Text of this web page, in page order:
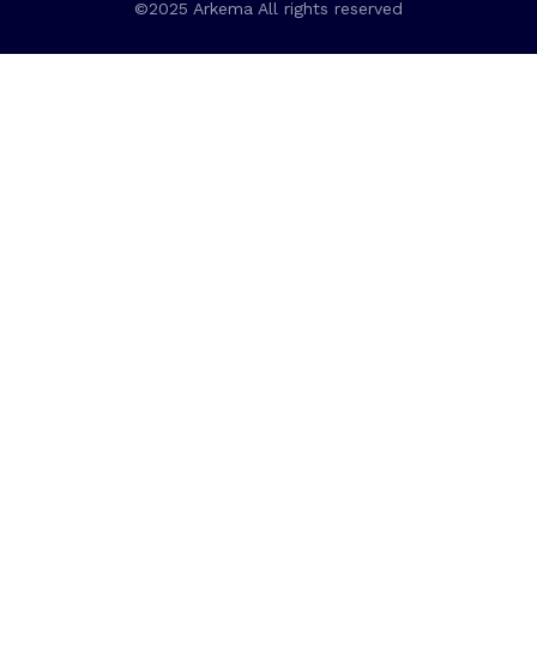
©2025 Arkema All rights reserved